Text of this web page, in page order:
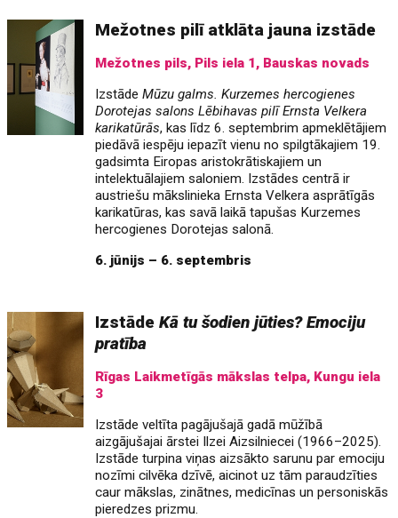
Mežotnes pilī atklāta jauna izstāde
Mežotnes pils, Pils iela 1, Bauskas novads
Izstāde Mūzu galms. Kurzemes hercogienes
Dorotejas salons Lēbihavas pilī Ernsta Velkera
karikatūrās, kas līdz 6. septembrim apmeklētājiem
piedāvā iespēju iepazīt vienu no spilgtākajiem 19.
gadsimta Eiropas aristokrātiskajiem un
intelektuālajiem saloniem. Izstādes centrā ir
austriešu mākslinieka Ernsta Velkera asprātīgās
karikatūras, kas savā laikā tapušas Kurzemes
hercogienes Dorotejas salonā.
6. jūnijs – 6. septembris
Izstāde Kā tu šodien jūties? Emociju
pratība
Rīgas Laikmetīgās mākslas telpa, Kungu iela
3
Izstāde veltīta pagājušajā gadā mūžībā
aizgājušajai ārstei Ilzei Aizsilniecei (1966–2025).
Izstāde turpina viņas aizsākto sarunu par emociju
nozīmi cilvēka dzīvē, aicinot uz tām paraudzīties
caur mākslas, zinātnes, medicīnas un personiskās
pieredzes prizmu.